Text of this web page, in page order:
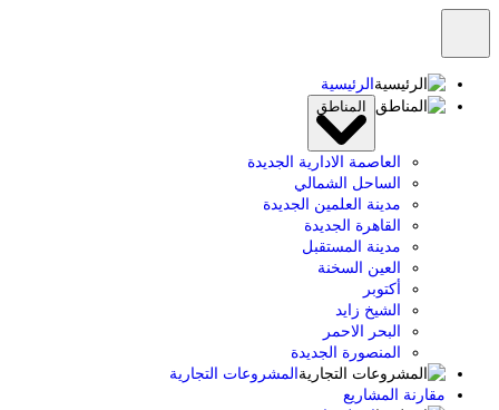
الرئيسية
المناطق
العاصمة الادارية الجديدة
الساحل الشمالي
مدينة العلمين الجديدة
القاهرة الجديدة
مدينة المستقبل
العين السخنة
أكتوبر
الشيخ زايد
البحر الاحمر
المنصورة الجديدة
المشروعات التجارية
مقارنة المشاريع